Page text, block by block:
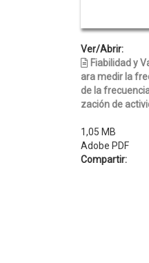
Ver/Abrir:
Fiabilidad y
ara medir la
de la
zación de
1,05 MB
Adobe PDF
Compartir: